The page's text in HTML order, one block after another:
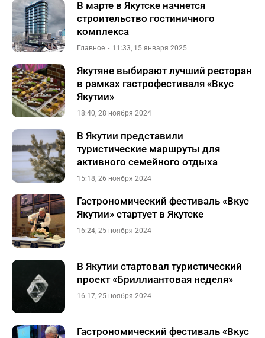
В марте в Якутске начнется
строительство гостиничного
комплекса
Главное 11:33, 15 января 2025
Якутяне выбирают лучший ресторан
в рамках гастрофестиваля «Вкус
Якутии»
18:40, 28 ноября 2024
В Якутии представили
туристические маршруты для
активного семейного отдыха
15:18, 26 ноября 2024
Гастрономический фестиваль «Вкус
Якутии» стартует в Якутске
16:24, 25 ноября 2024
В Якутии стартовал туристический
проект «Бриллиантовая неделя»
16:17, 25 ноября 2024
Гастрономический фестиваль «Вкус